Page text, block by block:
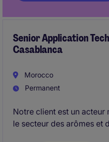
Senior Application
Casablanca
Morocco
Permanent
Notre client est un
le secteur des arômes et